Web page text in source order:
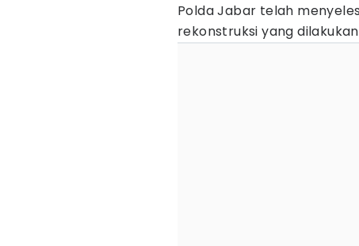
Polda Jabar telah
rekonstruksi yang